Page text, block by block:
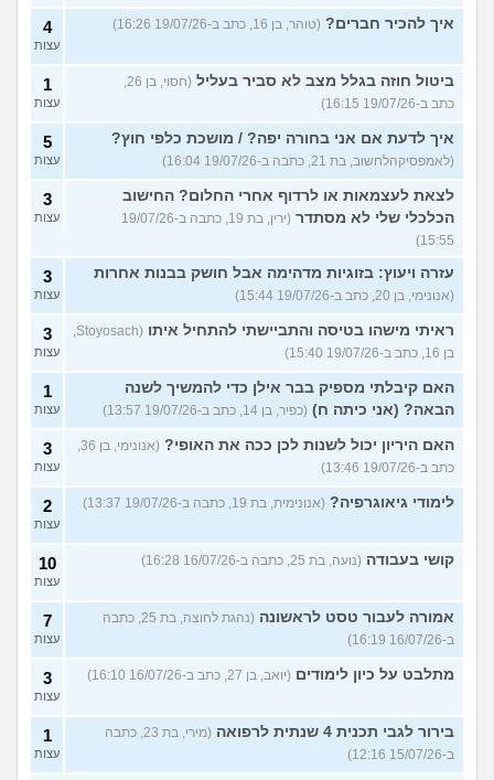
איך להכיר חברים? (טוהר, בן 16, כתב ב-19/07/26 16:26) 4
עצות
ביטול חוזה בגלל מצב לא סביר בעליל
(חסוי, בן 26,
כתב ב-19/07/26 16:15)
1
עצות
איך לדעת אם אני בחורה יפה? / מושכת כלפי חוץ?
(לאמפסיקהלחשוב, בת 21, כתבה ב-19/07/26 16:04)
5
עצות
לצאת לעצמאות או לרדוף אחרי החלום? החישוב
הכלכלי שלי לא מסתדר
(ירין, בת 19, כתבה ב-19/07/26
15:55)
3
עצות
עזרה ויעוץ: בזוגיות מדהימה אבל חושק בבנות אחרות
(אנונימי, בן 20, כתב ב-19/07/26 15:44)
3
עצות
ראיתי מישהו בטיסה והתביישתי להתחיל איתו
(Stoyosach,
בן 16, כתב ב-19/07/26 15:40)
3
עצות
האם קיבלתי מספיק בבר אילן כדי להמשיך לשנה
הבאה? (אני כיתה ח) (כפיר, בן 14, כתב ב-19/07/26 13:57)
1
עצות
האם היריון יכול לשנות לכן ככה את האופי?
(אנונימי, בן 36,
כתב ב-19/07/26 13:46)
3
עצות
לימודי גיאוגרפיה? (אנונימית, בת 19, כתבה ב-19/07/26 13:37) 2
עצות
קושי בעבודה (נועה, בת 25, כתבה ב-16/07/26 16:28) 10
עצות
אמורה לעבור טסט לראשונה
(נהגת לחוצה, בת 25, כתבה
ב-16/07/26 16:19)
7
עצות
מתלבט על כיון לימודים (יואב, בן 27, כתב ב-16/07/26 16:10) 3
עצות
בירור לגבי תכנית 4 שנתית לרפואה
(מירי, בת 23, כתבה
ב-15/07/26 12:16)
1
עצות